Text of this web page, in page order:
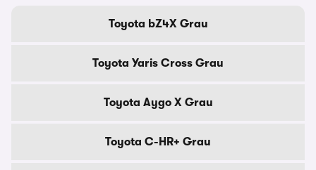
Toyota bZ4X Grau
Toyota Yaris Cross Grau
Toyota Aygo X Grau
Toyota C-HR+ Grau